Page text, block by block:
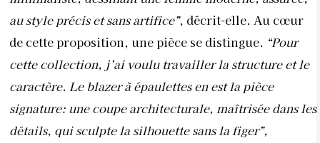
au style précis et sans artifice”, décrit-elle. Au cœur
de cette proposition, une pièce se distingue. “Pour
cette collection, j’ai voulu travailler la structure et le
caractère. Le blazer à épaulettes en est la pièce
signature: une coupe architecturale, maîtrisée dans les
détails, qui sculpte la silhouette sans la figer”,